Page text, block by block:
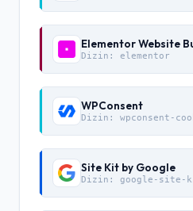
Elementor Website
Dizin: elementor
WPConsent
Dizin: wpconsent-
Site Kit by Google
Dizin: google-site-